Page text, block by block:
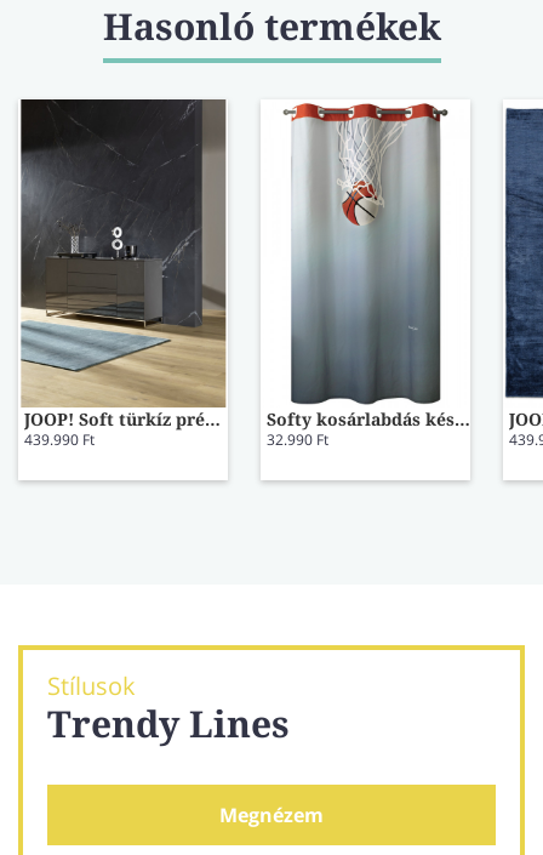
Hasonló termékek
JOOP! Soft türkíz prémium viszkóz szőnyeg 140x200
439.990 Ft
Softy kosárlabdás készfüggöny
32.990 Ft
Stílusok
Trendy Lines
Megnézem